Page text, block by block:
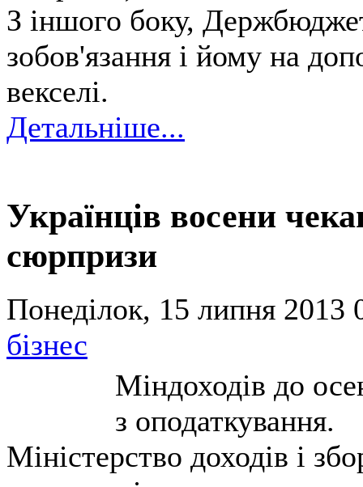
З іншого боку,
зобов'язання і йому на
векселі.
Детальніше...
Українців восени
сюрпризи
Понеділок, 15 липня 2013
бізнес
Міндоходів до
з оподаткування.
Міністерство доходів і